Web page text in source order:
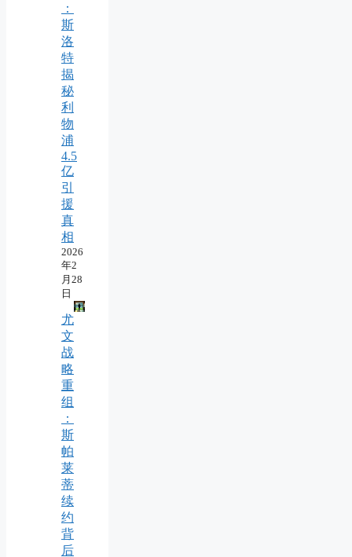
：
斯
洛
特
揭
秘
利
物
浦
4.5
亿
引
援
真
相
2026
年2
月28
日
尤
文
战
略
重
组
：
斯
帕
莱
蒂
续
约
背
后